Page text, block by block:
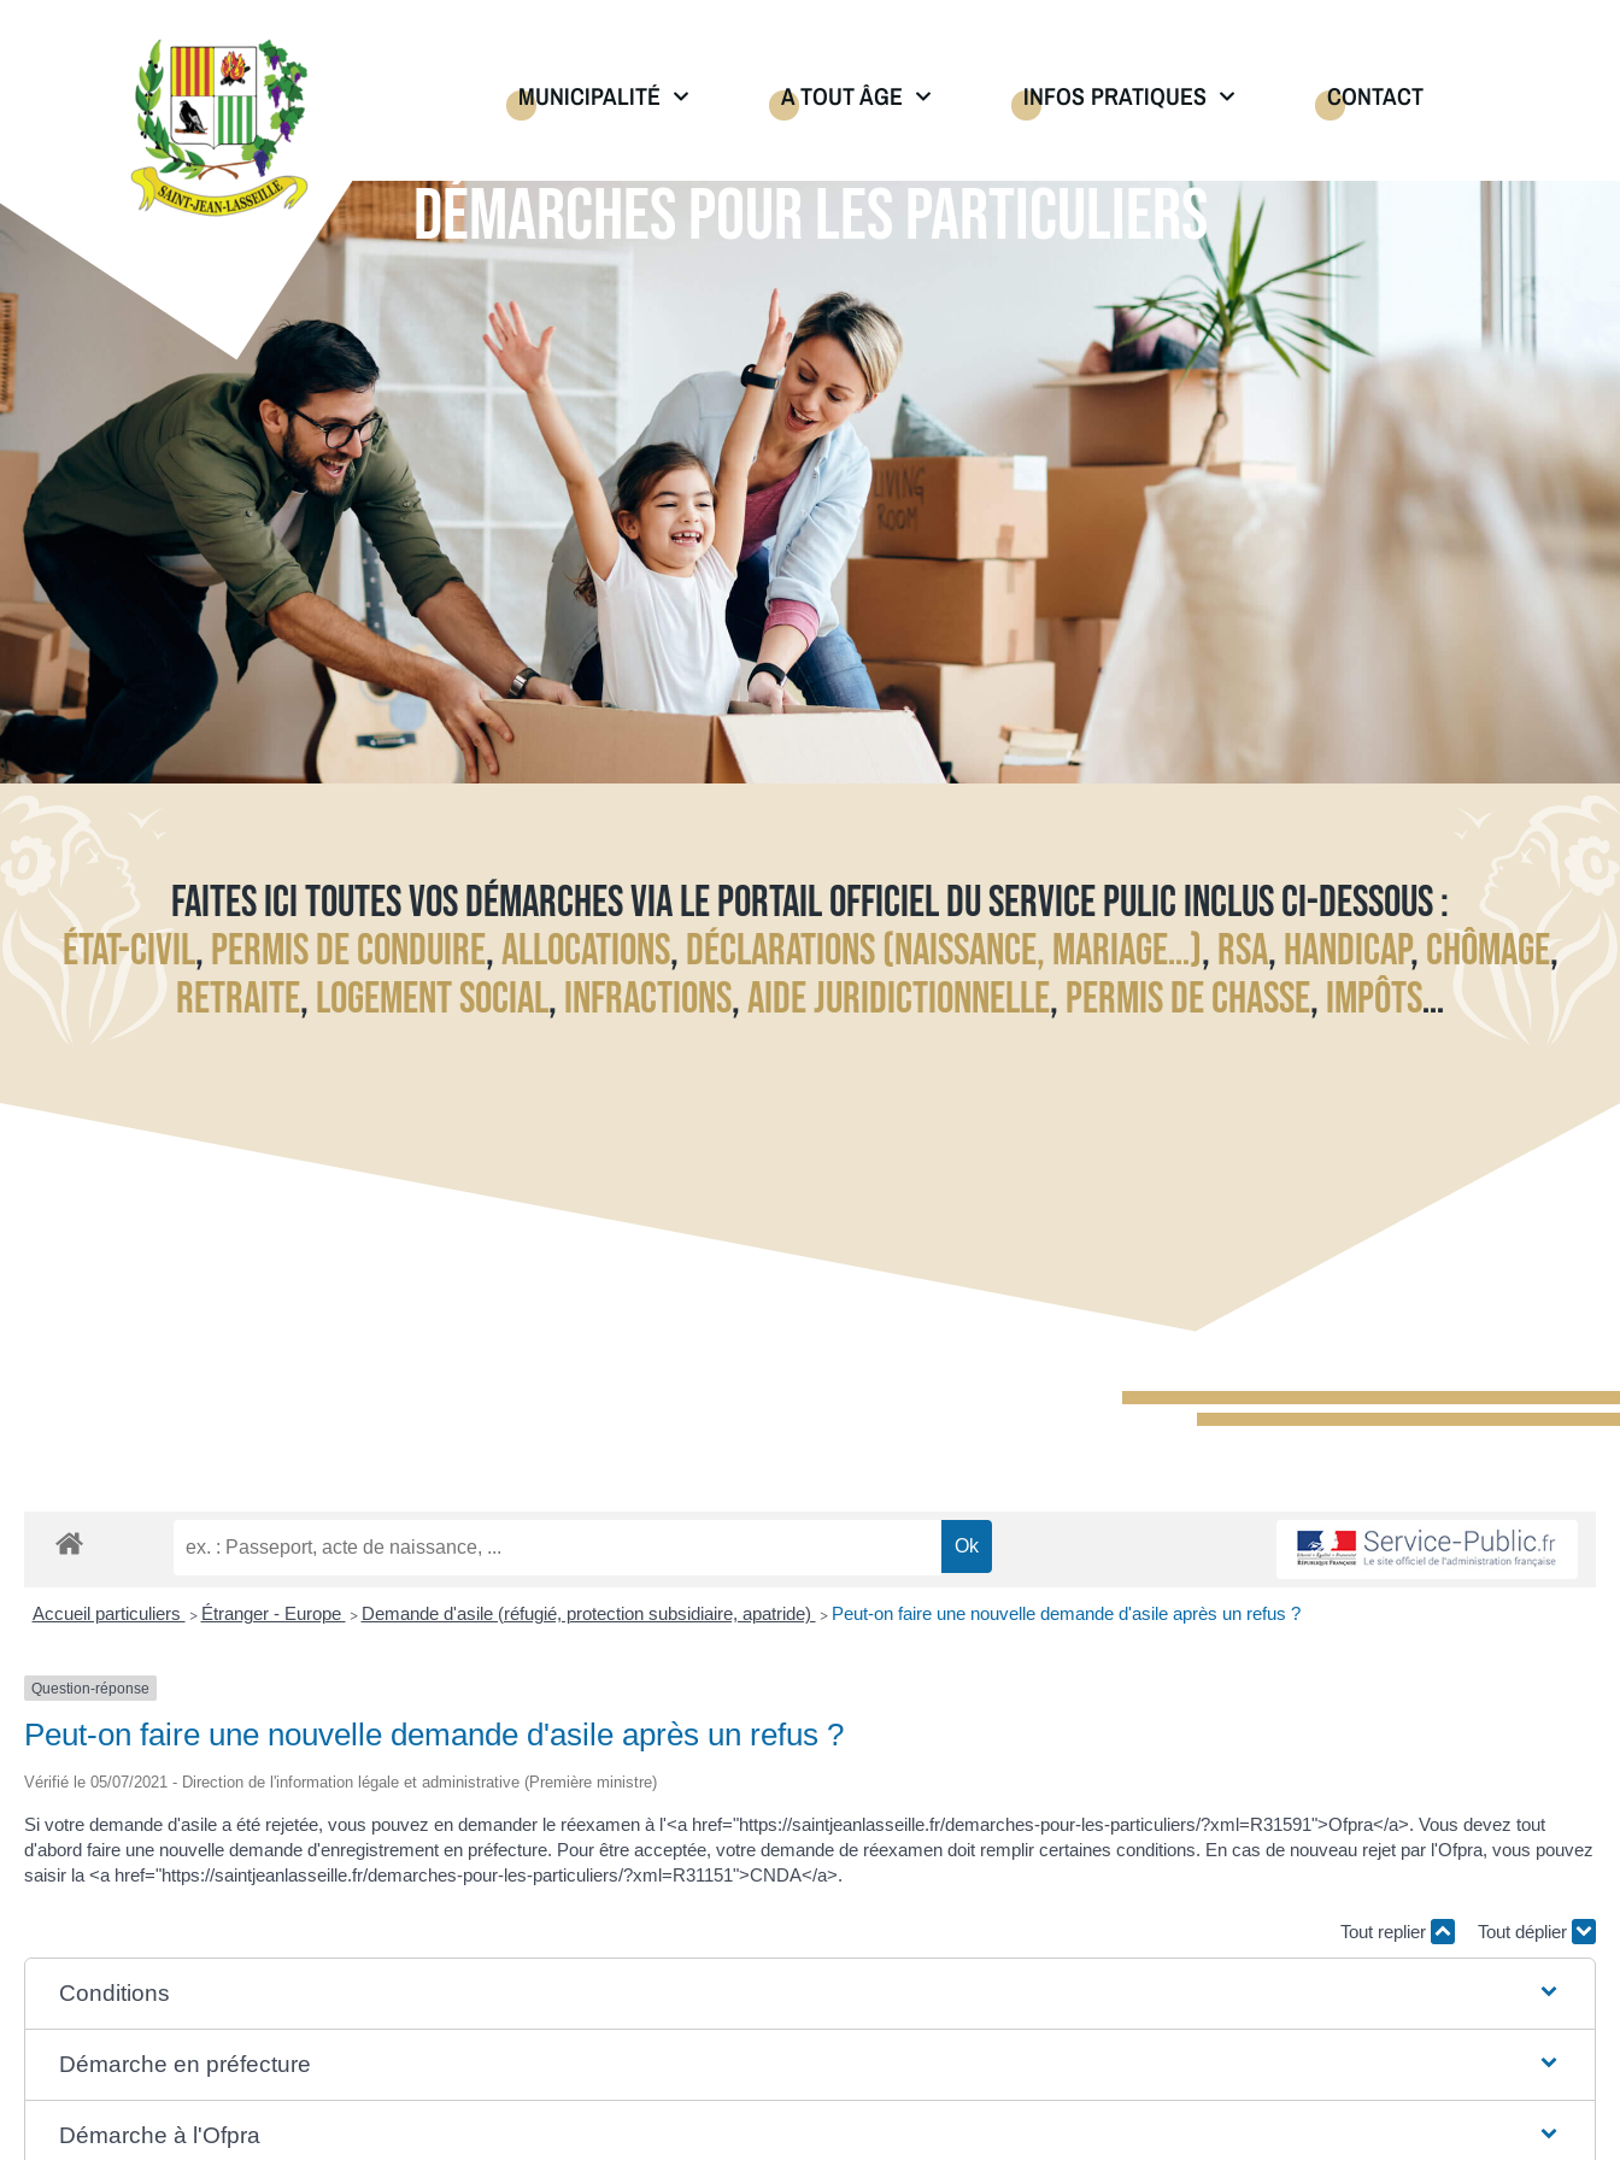
MUNICIPALITÉ A TOUT ÂGE INFOS PRATIQUES CONTACT
DÉMARCHES POUR LES PARTICULIERS
FAITES ICI TOUTES VOS DÉMARCHES VIA LE PORTAIL OFFICIEL DU SERVICE PULIC INCLUS CI-DESSOUS :
ÉTAT-CIVIL,PERMIS DE CONDUIRE,ALLOCATIONS,DÉCLARATIONS (NAISSANCE, MARIAGE…),RSA,HANDICAP,CHÔMAGE,
RETRAITE,LOGEMENT SOCIAL,INFRACTIONS,AIDE JURIDICTIONNELLE,PERMIS DE CHASSE,IMPÔTS…
Accueil particuliers > Étranger - Europe > Demande d'asile (réfugié, protection subsidiaire, apatride) > Peut-on faire une nouvelle demande d'asile après un refus ?
Question-réponse
Peut-on faire une nouvelle demande d'asile après un refus ?
Vérifié le 05/07/2021 - Direction de l'information légale et administrative (Première ministre)
Si votre demande d'asile a été rejetée, vous pouvez en demander le réexamen à l'<a href="https://saintjeanlasseille.fr/demarches-pour-les-particuliers/?xml=R31591">Ofpra</a>. Vous devez tout
d'abord faire une nouvelle demande d'enregistrement en préfecture. Pour être acceptée, votre demande de réexamen doit remplir certaines conditions. En cas de nouveau rejet par l'Ofpra, vous pouvez
saisir la <a href="https://saintjeanlasseille.fr/demarches-pour-les-particuliers/?xml=R31151">CNDA</a>.
Tout replier Tout déplier
Conditions
Démarche en préfecture
Démarche à l'Ofpra